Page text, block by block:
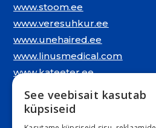
www.stoom.ee
www.veresuhkur.ee
www.unehaired.ee
www.linusmedical.com
www.kateeter.ee
Juriidiline aadress:
Narva mnt. 5, 10117 Tallinn
See veebisait kasutab
küpsiseid